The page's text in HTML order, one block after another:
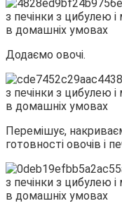
Додаємо овочі.
Перемішує,
готовності овочів і